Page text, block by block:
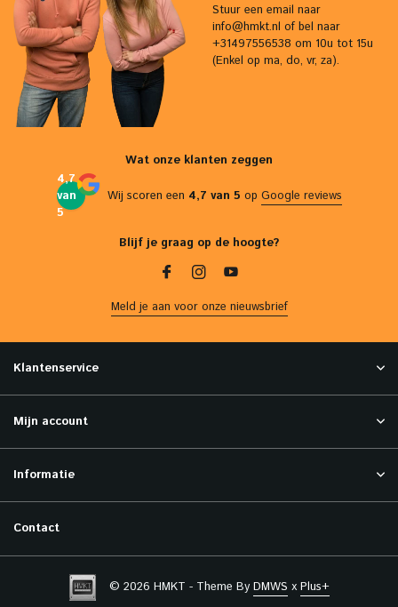
Stuur een email naar
info@hmkt.nl of bel naar
+31497556538 om 10u tot 15u
(Enkel op ma, do, vr, za).
Wat onze klanten zeggen
4,7
van
5
Wij scoren een 4,7 van 5 op Google reviews
Blijf je graag op de hoogte?
Meld je aan voor onze nieuwsbrief
Klantenservice
Mijn account
Informatie
Contact
© 2026 HMKT - Theme By DMWS x Plus+